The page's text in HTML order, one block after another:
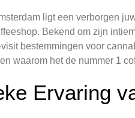
ligt een verborgen
Bekend om zijn
bestemmingen voor
waarom het de nummer 1
Ervaring